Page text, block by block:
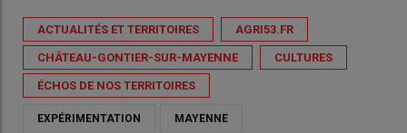
ACTUALITÉS ET TERRITOIRES AGRI53.FR
CHÂTEAU-GONTIER-SUR-MAYENNE CULTURES
ÉCHOS DE NOS TERRITOIRES
EXPÉRIMENTATION MAYENNE